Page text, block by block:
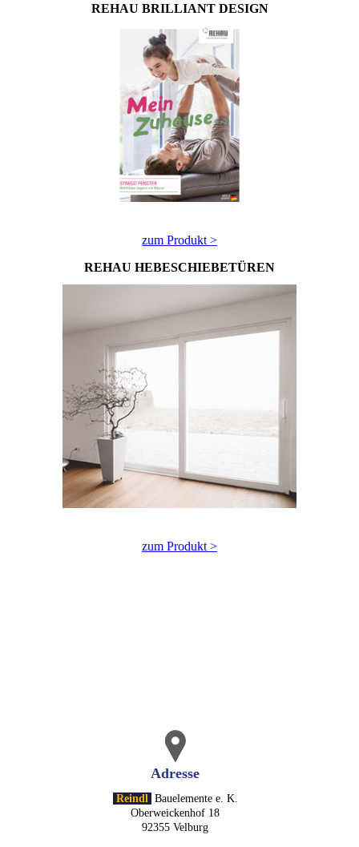
REHAU BRILLIANT DESIGN
zum Produkt >
REHAU HEBESCHIEBETÜREN
zum Produkt >
Adresse
Reindl
Bauelemente e. K.
Oberweickenhof 18
92355 Velburg